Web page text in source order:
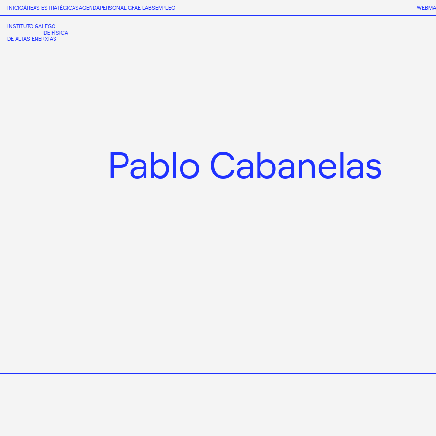
INICIOÁREAS ESTRATÉGICASAGENDAPERSONALIGFAE LABSEMPLEO
INSTITUTO GALEGO
DE FÍSICA
DE ALTAS ENERXÍAS
Pablo Cabanelas